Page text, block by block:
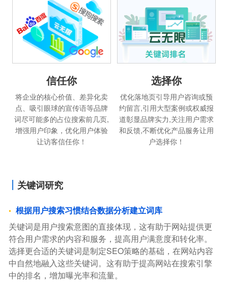
信任你
将企业的核心价值、差异化卖
点、吸引眼球的宣传语等品牌
词尽可能多的占位搜索前几页,
增强用户印象，优化用户体验
让访客信任你！
选择你
优化落地页引导用户咨询或预
约留言,引用大型案例或权威报
道彰显品牌实力,关注用户需求
和反馈,不断优化产品服务让用
户选择你！
关键词研究
根据用户搜索习惯结合数据分析建立词库
关键词是用户搜索意图的直接体现，这有助于网站提供更
符合用户需求的内容和服务，提高用户满意度和转化率。
选择更合适的关键词是制定SEO策略的基础，在网站内容
中自然地融入这些关键词。这有助于提高网站在搜索引擎
中的排名，增加曝光率和流量。